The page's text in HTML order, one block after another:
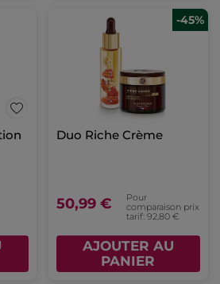
-45%
Duo Riche Crème
50,99 €
Pour
comparaison prix
tarif: 92,80 €
AJOUTER AU
PANIER